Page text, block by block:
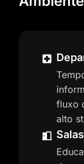
fluxo
alto